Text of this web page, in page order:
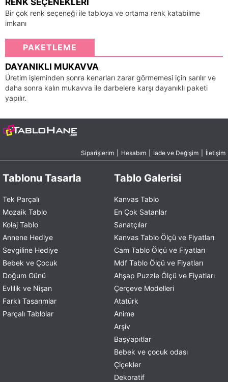
RENK SEÇENEKLERI
Bir çok renk seçeneği ile tabloya ve ortama renk katabilme
imkanı
PAKETLEME
DAYANIKLI MUKAVVA
Üretim işleminden sonra kenarları zarar görmemesi için sarılır ve
daha sonra kalın mukavva ile darbelere karşı dayanıklı paketi
yapılır.
Siparişlerim Hesabım İade ve Değişim İletişim
Tablonu Tasarla
Tek Parçalı
Mozaik Tablo
Kolaj Tablo
Annene Hediye
Sevgiline Hediye
Bebek ve Çocuk
Doğum Günü
Evlilik ve Nişan
Farklı Tasarımlar
Parçalı Tablolar
Tablo Galerisi
Kanvas Tablo
En Çok Satanlar
Sanatçılar
Kanvas Tablo Ölçü ve Fiyatları
Cam Tablo Ölçü ve Fiyatları
Mdf Tablo Ölçü ve Fiyatları
Ahşap Puzzle Ölçü ve Fiyatları
Çerçeve Modelleri
Atatürk
Anime
Arşiv
Başyapıtlar
Bebek ve çocuk odası
Çiçekler
Dekoratif